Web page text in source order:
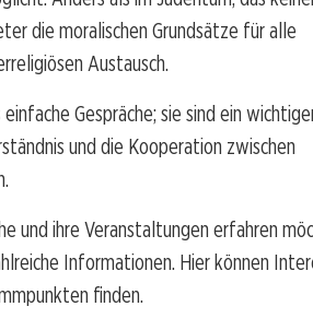
die moralischen Grundsätze für alle
Austausch.
Gespräche; sie sind ein
und die Kooperation zwischen
und ihre Veranstaltungen erfahren
Informationen. Hier können
finden.